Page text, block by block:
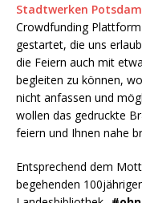
Stadtwerken Potsdam
Crowdfunding Plattform
gestartet, die uns
die Feiern auch mit
begleiten zu können,
nicht anfassen und
wollen das gedruckte
feiern und Ihnen nahe
Entsprechend dem
begehenden